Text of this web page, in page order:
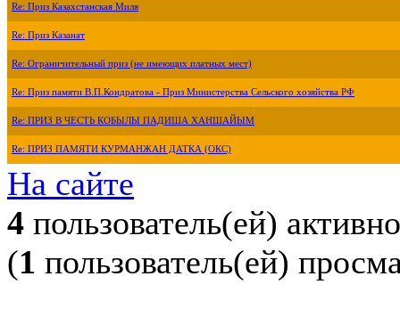
Re: Приз Казахстанская Миля
Re: Приз Казанат
Re: Ограничительный приз (не имеющих платных мест)
Re: Приз памяти В.П.Кондратова - Приз Министерства Сельского хозяйства РФ
Re: ПРИЗ В ЧЕСТЬ КОБЫЛЫ ПАДИША ХАНШАЙЫМ
Re: ПРИЗ ПАМЯТИ КУРМАНЖАН ДАТКА (ОКС)
На сайте
4 пользователь(ей) активно
(1 пользователь(ей)